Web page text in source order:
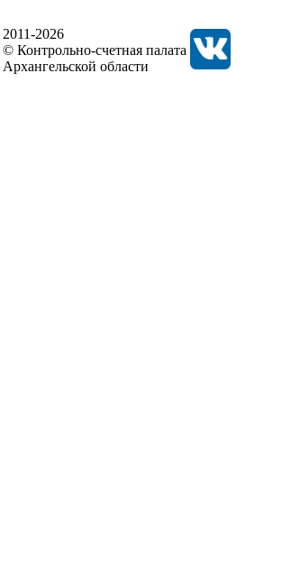
2011-2026
© Контрольно-счетная палата
Архангельской области